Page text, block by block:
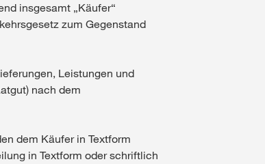
Job Portal ↗
insgesamt „Käufer“
zum Gegenstand
Leistungen und
nach dem
dem Käufer in Textform
in Textform oder schriftlich